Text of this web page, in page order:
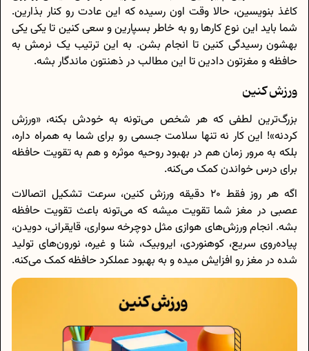
کاغذ بنویسین، حالا وقت اون رسیده که این عادت رو کنار بذارین.
شما باید این نوع کارها رو به خاطر بسپارین و سعی کنین تا یکی یکی
بهشون رسیدگی کنین تا انجام بشن. به این ترتیب یک نرمش به
حافظه و مغزتون دادین تا این مطالب در ذهنتون ماندگار بشه.
ورزش کنین
بزرگ‌ترین لطفی که هر شخص می‌تونه به خودش بکنه، «ورزش
کردنه»! این کار نه تنها سلامت جسمی رو برای شما به همراه داره،
بلکه به مرور زمان هم در بهبود روحیه موثره و هم به تقویت حافظه
برای درس خواندن کمک می‌کنه.
اگه هر روز فقط 20 دقیقه ورزش کنین، سرعت تشکیل اتصالات
عصبی در مغز شما تقویت میشه که می‌تونه باعث تقویت حافظه
بشه. انجام ورزش‌های هوازی مثل دوچرخه سواری، قایقرانی، دویدن،
پیاده‌روی سریع، کوهنوردی، ایروبیک، شنا و غیره، نورون‌های تولید
شده در مغز رو افزایش میده و به بهبود عملکرد حافظه کمک می‌کنه.